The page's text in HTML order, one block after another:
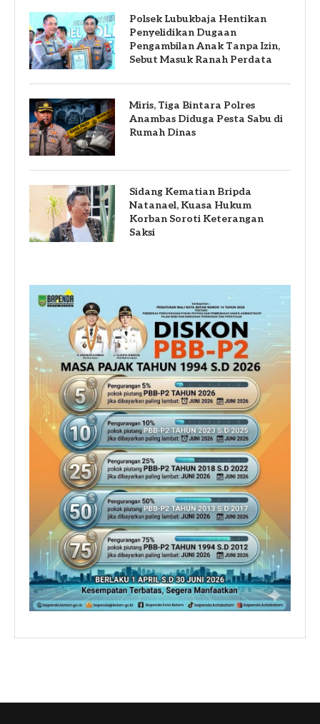
Polsek Lubukbaja Hentikan
Penyelidikan Dugaan
Pengambilan Anak Tanpa Izin,
Sebut Masuk Ranah Perdata
Miris, Tiga Bintara Polres
Anambas Diduga Pesta Sabu di
Rumah Dinas
Sidang Kematian Bripda
Natanael, Kuasa Hukum
Korban Soroti Keterangan
Saksi